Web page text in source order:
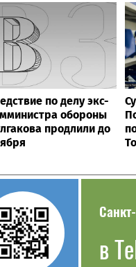
по делу экс-
обороны
продлили до
в